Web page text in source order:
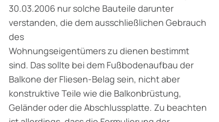
30.03.2006 nur solche Bauteile darunter
verstanden, die dem ausschließlichen Gebrauch
des
Wohnungseigentümers zu dienen bestimmt
sind. Das sollte bei dem Fußbodenaufbau der
Balkone der Fliesen-Belag sein, nicht aber
konstruktive Teile wie die Balkonbrüstung,
Geländer oder die Abschlussplatte. Zu beachten